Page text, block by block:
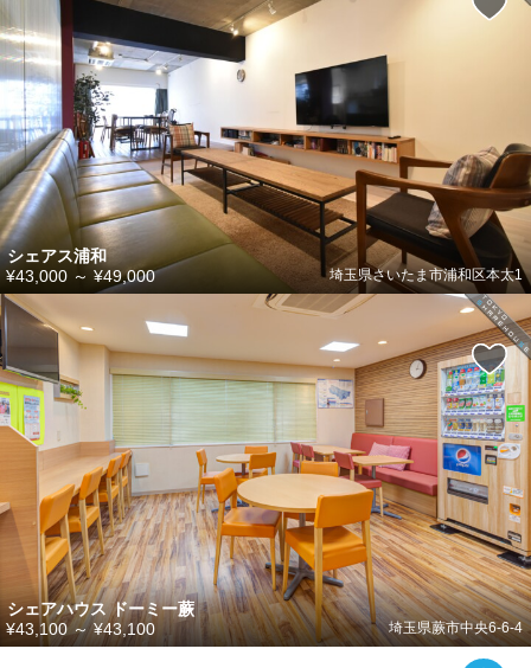
シェアス浦和
埼玉県さいたま市浦和区本太1
¥43,000 ～ ¥49,000
シェアハウス ドーミー蕨
埼玉県蕨市中央6-6-4
¥43,100～¥43,100